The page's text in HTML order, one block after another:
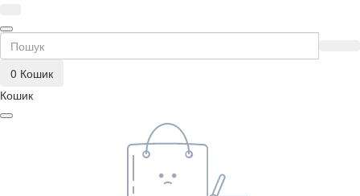
0 Кошик
Кошик